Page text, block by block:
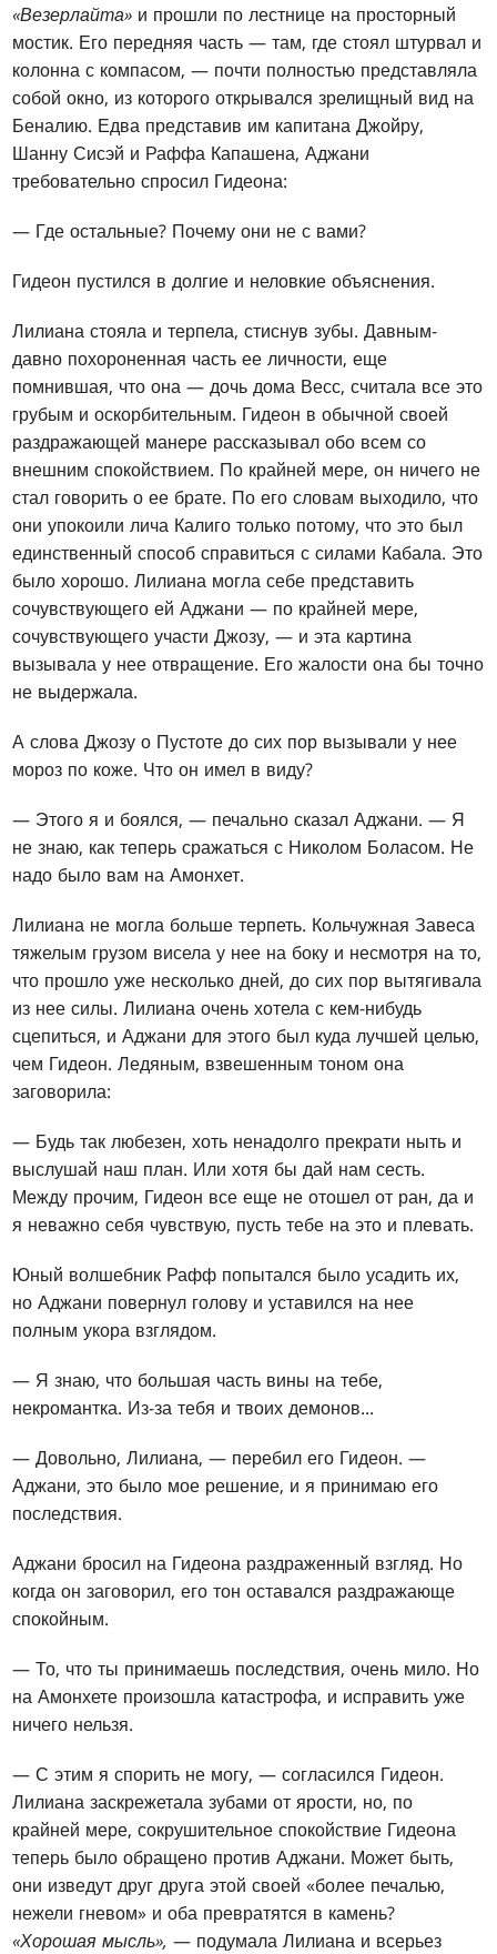
«Везерлайта» и прошли по лестнице на просторный
мостик. Его передняя часть — там, где стоял штурвал и
колонна с компасом, — почти полностью представляла
собой окно, из которого открывался зрелищный вид на
Беналию. Едва представив им капитана Джойру,
Шанну Сисэй и Раффа Капашена, Аджани
требовательно спросил Гидеона:
— Где остальные? Почему они не с вами?
Гидеон пустился в долгие и неловкие объяснения.
Лилиана стояла и терпела, стиснув зубы. Давным-
давно похороненная часть ее личности, еще
помнившая, что она — дочь дома Весс, считала все это
грубым и оскорбительным. Гидеон в обычной своей
раздражающей манере рассказывал обо всем со
внешним спокойствием. По крайней мере, он ничего не
стал говорить о ее брате. По его словам выходило, что
они упокоили лича Калиго только потому, что это был
единственный способ справиться с силами Кабала. Это
было хорошо. Лилиана могла себе представить
сочувствующего ей Аджани — по крайней мере,
сочувствующего участи Джозу, — и эта картина
вызывала у нее отвращение. Его жалости она бы точно
не выдержала.
А слова Джозу о Пустоте до сих пор вызывали у нее
мороз по коже. Что он имел в виду?
— Этого я и боялся, — печально сказал Аджани. — Я
не знаю, как теперь сражаться с Николом Боласом. Не
надо было вам на Амонхет.
Лилиана не могла больше терпеть. Кольчужная Завеса
тяжелым грузом висела у нее на боку и несмотря на то,
что прошло уже несколько дней, до сих пор вытягивала
из нее силы. Лилиана очень хотела с кем-нибудь
сцепиться, и Аджани для этого был куда лучшей целью,
чем Гидеон. Ледяным, взвешенным тоном она
заговорила:
— Будь так любезен, хоть ненадолго прекрати ныть и
выслушай наш план. Или хотя бы дай нам сесть.
Между прочим, Гидеон все еще не отошел от ран, да и
я неважно себя чувствую, пусть тебе на это и плевать.
Юный волшебник Рафф попытался было усадить их,
но Аджани повернул голову и уставился на нее
полным укора взглядом.
— Я знаю, что большая часть вины на тебе,
некромантка. Из-за тебя и твоих демонов...
— Довольно, Лилиана, — перебил его Гидеон. —
Аджани, это было мое решение, и я принимаю его
последствия.
Аджани бросил на Гидеона раздраженный взгляд. Но
когда он заговорил, его тон оставался раздражающе
спокойным.
— То, что ты принимаешь последствия, очень мило. Но
на Амонхете произошла катастрофа, и исправить уже
ничего нельзя.
— С этим я спорить не могу, — согласился Гидеон.
Лилиана заскрежетала зубами от ярости, но, по
крайней мере, сокрушительное спокойствие Гидеона
теперь было обращено против Аджани. Может быть,
они изведут друг друга этой своей «более печалью,
нежели гневом» и оба превратятся в камень?
«Хорошая мысль», — подумала Лилиана и всерьез